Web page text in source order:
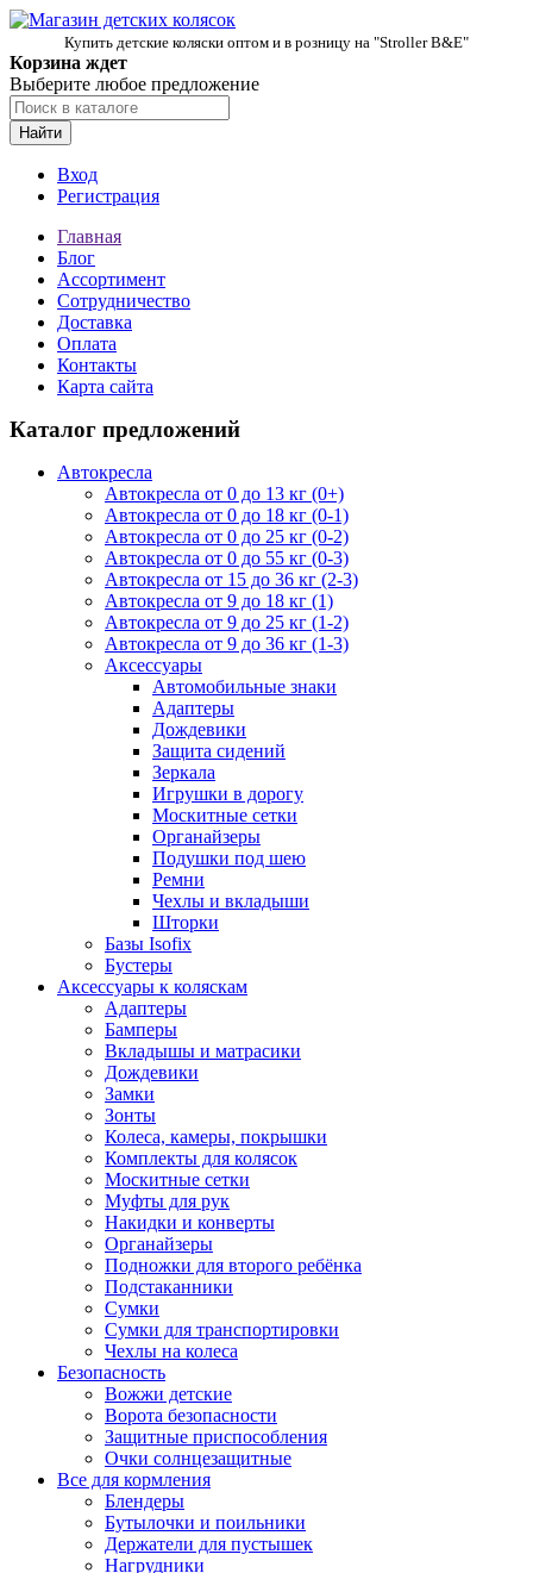
Купить детские коляски оптом и в розницу на "Stroller B&E"
Корзина ждет
Выберите любое предложение
Найти
Вход
Регистрация
Главная
Блог
Ассортимент
Сотрудничество
Доставка
Оплата
Контакты
Карта сайта
Каталог предложений
Автокресла
Автокресла от 0 до 13 кг (0+)
Автокресла от 0 до 18 кг (0-1)
Автокресла от 0 до 25 кг (0-2)
Автокресла от 0 до 55 кг (0-3)
Автокресла от 15 до 36 кг (2-3)
Автокресла от 9 до 18 кг (1)
Автокресла от 9 до 25 кг (1-2)
Автокресла от 9 до 36 кг (1-3)
Аксессуары
Автомобильные знаки
Адаптеры
Дождевики
Защита сидений
Зеркала
Игрушки в дорогу
Москитные сетки
Органайзеры
Подушки под шею
Ремни
Чехлы и вкладыши
Шторки
Базы Isofix
Бустеры
Аксессуары к коляскам
Адаптеры
Бамперы
Вкладышы и матрасики
Дождевики
Замки
Зонты
Колеса, камеры, покрышки
Комплекты для колясок
Москитные сетки
Муфты для рук
Накидки и конверты
Органайзеры
Подножки для второго ребёнка
Подстаканники
Сумки
Сумки для транспортировки
Чехлы на колеса
Безопасность
Вожжи детские
Ворота безопасности
Защитные приспособления
Очки солнцезащитные
Все для кормления
Блендеры
Бутылочки и поильники
Держатели для пустышек
Нагрудники